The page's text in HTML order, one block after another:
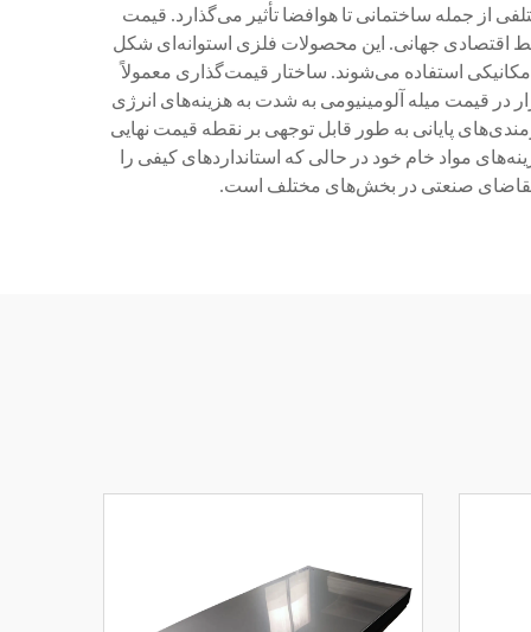
از جمله ساختمانی تا هوافضا تأثیر می‌گذارد. قیمت
اقتصادی جهانی. این محصولات فلزی استوانه‌ای شکل
استفاده می‌شوند. ساختار قیمت‌گذاری معمولاً
قیمت میله آلومینیومی به شدت به هزینه‌های انرژی
پایانی به طور قابل توجهی بر نقطه قیمت نهایی
مواد خام خود در حالی که استانداردهای کیفی را
و تقاضای صنعتی در بخش‌های مختلف است.